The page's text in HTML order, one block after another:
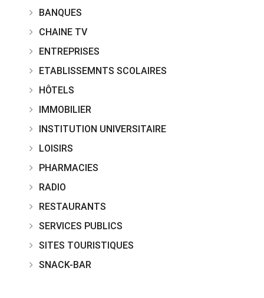
BANQUES
CHAINE TV
ENTREPRISES
ETABLISSEMNTS SCOLAIRES
HÔTELS
IMMOBILIER
INSTITUTION UNIVERSITAIRE
LOISIRS
PHARMACIES
RADIO
RESTAURANTS
SERVICES PUBLICS
SITES TOURISTIQUES
SNACK-BAR